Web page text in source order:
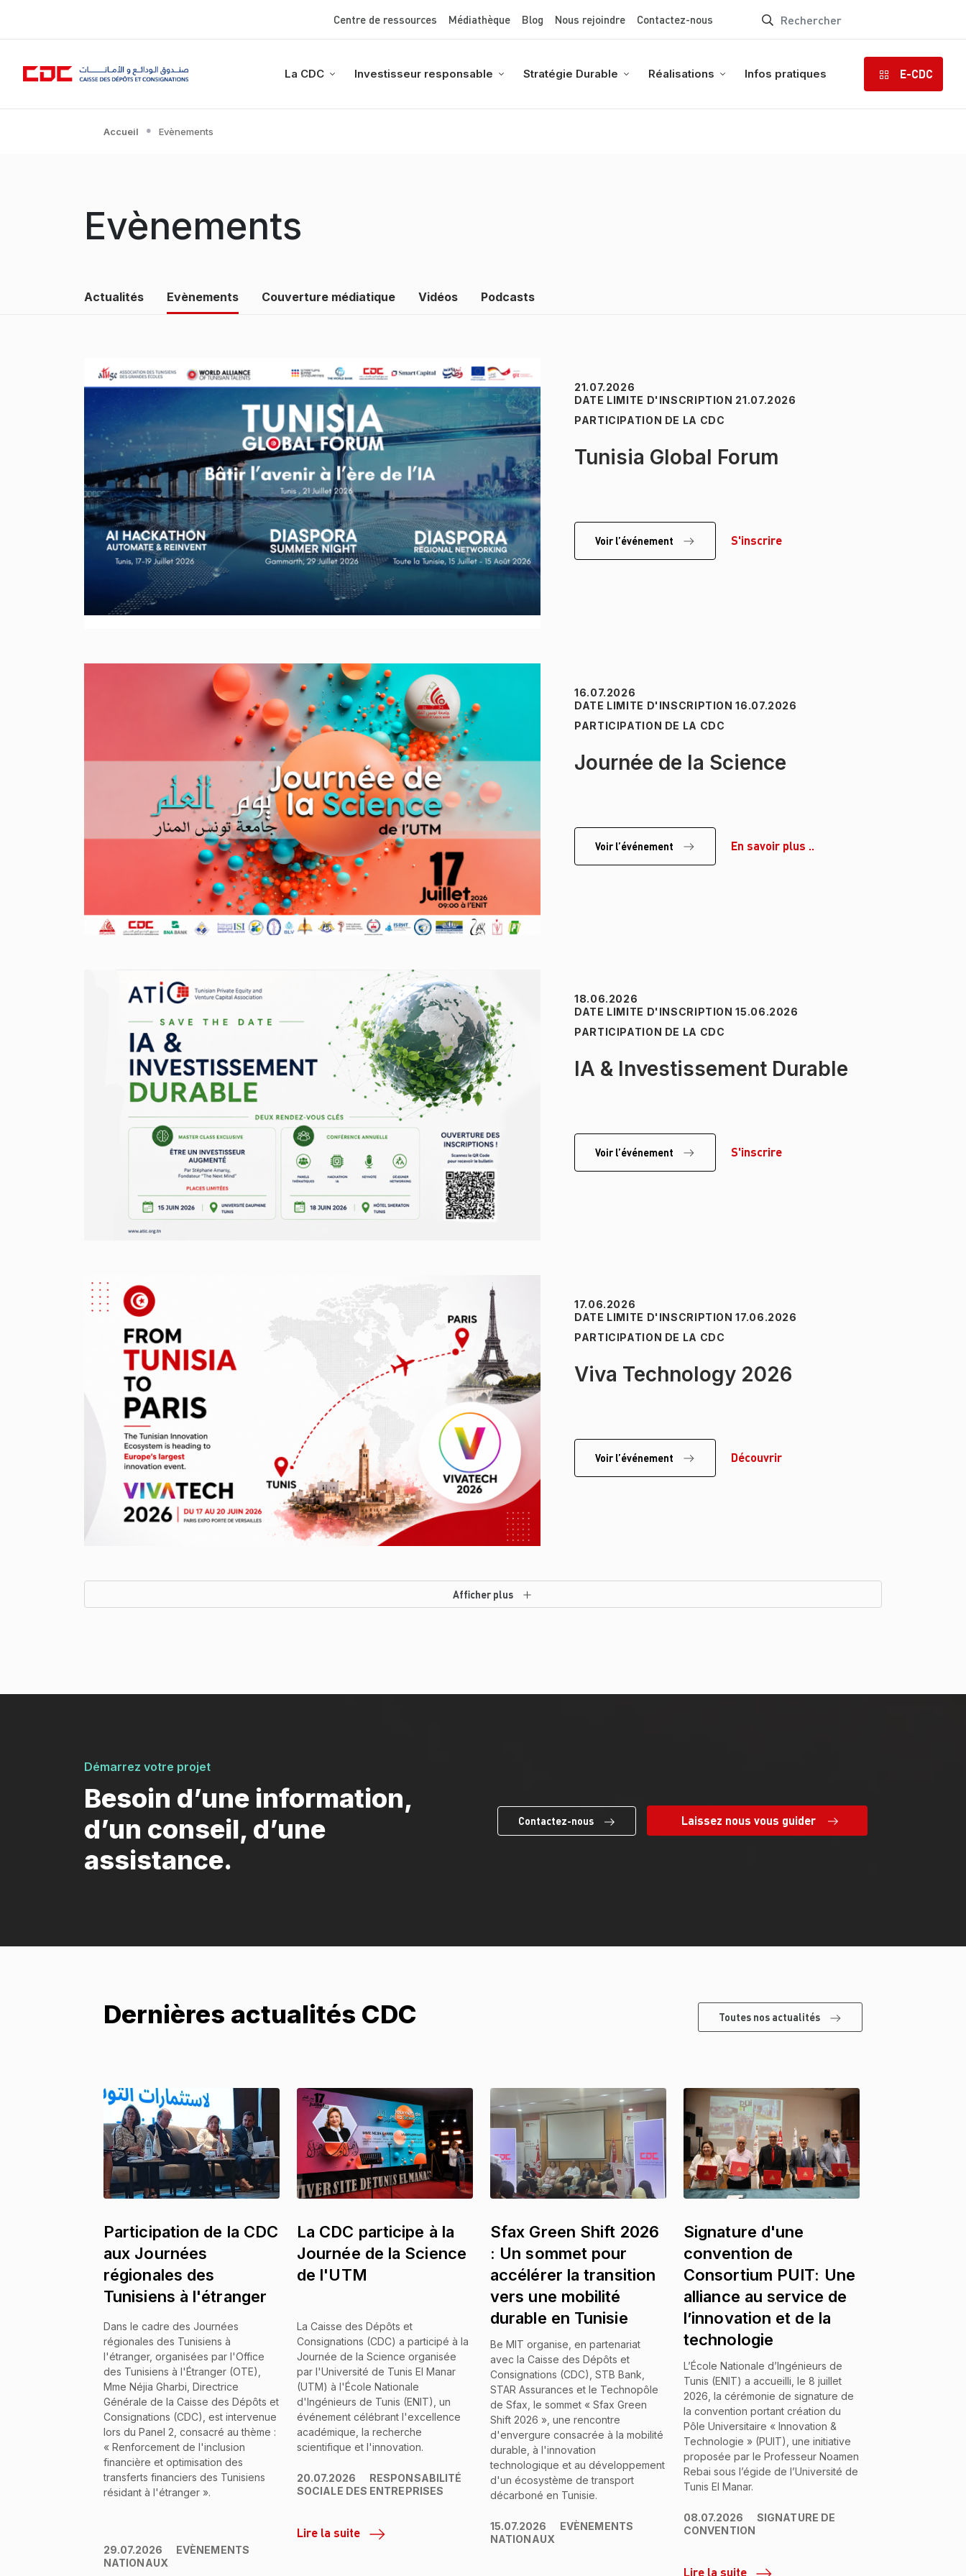
au
Top Menu
Centre de ressources Médiathèque Blog Nous rejoindre Contactez-nous
La CDC Investisseur responsable Stratégie Durable Réalisations Infos pratiques E-CDC
Accueil Evènements
Evènements
Menu Médiathèque
Actualités Evènements Couverture médiatique Vidéos Podcasts
21.07.2026
DATE LIMITE D'INSCRIPTION 21.07.2026
PARTICIPATION DE LA CDC
Tunisia Global Forum
Voir l’événement S'inscrire
16.07.2026
DATE LIMITE D'INSCRIPTION16.07.2026
PARTICIPATION DE LA CDC
Journée de la Science
Voir l’événement En savoir plus ..
18.06.2026
DATE LIMITE D'INSCRIPTION15.06.2026
PARTICIPATION DE LA CDC
IA & Investissement Durable
Voir l’événement S'inscrire
17.06.2026
DATE LIMITE D'INSCRIPTION17.06.2026
PARTICIPATION DE LA CDC
Viva Technology 2026
Voir l’événement Découvrir
Afficher plus
Démarrez votre projet
Besoin d’une information,
d’un conseil, d’une
assistance.
Contactez-nous Laissez nous vous guider
Dernières actualités CDC Toutes nos actualités
Participation de la CDC
aux Journées
régionales des
Tunisiens à l'étranger
Dans le cadre des Journées
régionales des Tunisiens à
l'étranger, organisées par l'Office
des Tunisiens à l'Étranger (OTE),
Mme Néjia Gharbi, Directrice
Générale de la Caisse des Dépôts et
Consignations (CDC), est intervenue
lors du Panel 2, consacré au thème :
« Renforcement de l'inclusion
financière et optimisation des
transferts financiers des Tunisiens
résidant à l'étranger ».
29.07.2026
EVÈNEMENTS
NATIONAUX
La CDC participe à la
Journée de la Science
de l'UTM
La Caisse des Dépôts et
Consignations (CDC) a participé à la
Journée de la Science organisée
par l'Université de Tunis El Manar
(UTM) à l'École Nationale
d'Ingénieurs de Tunis (ENIT), un
événement célébrant l'excellence
académique, la recherche
scientifique et l'innovation.
20.07.2026
RESPONSABILITÉ
SOCIALE DES ENTREPRISES
Lire la suite
Sfax Green Shift 2026
: Un sommet pour
accélérer la transition
vers une mobilité
durable en Tunisie
Be MIT organise, en partenariat
avec la Caisse des Dépôts et
Consignations (CDC), STB Bank,
STAR Assurances et le Technopôle
de Sfax, le sommet « Sfax Green
Shift 2026 », une rencontre
d'envergure consacrée à la mobilité
durable, à l'innovation
technologique et au développement
d'un écosystème de transport
décarboné en Tunisie.
15.07.2026
EVÈNEMENTS
NATIONAUX
Signature d'une
convention de
Consortium PUIT: Une
alliance au service de
l’innovation et de la
technologie
L’École Nationale d’Ingénieurs de
Tunis (ENIT) a accueilli, le 8 juillet
2026, la cérémonie de signature de
la convention portant création du
Pôle Universitaire « Innovation &
Technologie » (PUIT), une initiative
proposée par le Professeur Noamen
Rebai sous l’égide de l’Université de
Tunis El Manar.
08.07.2026
SIGNATURE DE
CONVENTION
Lire la suite